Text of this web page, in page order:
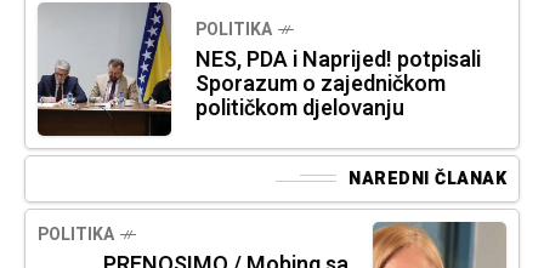
POLITIKA
NES, PDA i Naprijed! potpisali
Sporazum o zajedničkom
političkom djelovanju
NAREDNI ČLANAK
POLITIKA